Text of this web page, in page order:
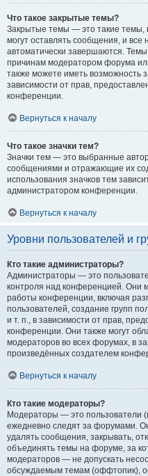
Что такое закрытые темы?
Закрытые темы — это такие темы,
могут оставлять сообщения, и
автоматически завершаются.
причинам модератором форума
также можете иметь возможность
зависимости от прав,
конференции.
Вернуться к началу
Что такое значки тем?
Значки тем — это выбранные
сообщениями и отражающие их
использования значков тем
администратором конференции.
Вернуться к началу
Уровни пользователей и
Кто такие администраторы?
Администраторы — это
контроля над конференцией. Они
работы конференции, включая
пользователей, создание групп
и т. п., в зависимости от прав,
конференции. Они также могут
модераторов во всех форумах, в
произведённых создателем
Вернуться к началу
Кто такие модераторы?
Модераторы — это пользователи
ежедневно следят за форумами.
удалять сообщения, закрывать,
объединять темы на форуме, за
модераторов — не допускать
обсуждаемым темам (оффтопик),